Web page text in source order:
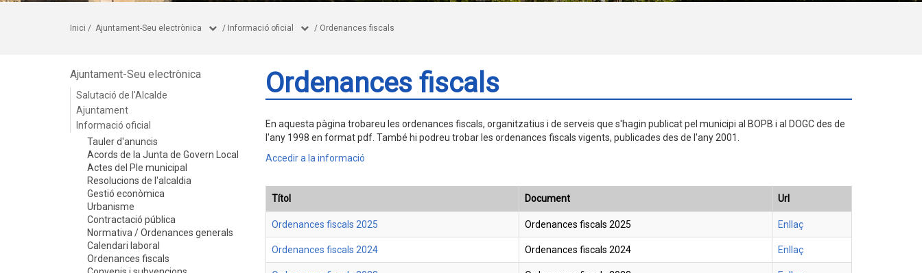
Inici / Ajuntament-Seu electrònica / Informació oficial / Ordenances fiscals
Ajuntament-Seu electrònica
Salutació de l'Alcalde
Ajuntament
Informació oficial
Tauler d'anuncis
Acords de la Junta de Govern Local
Actes del Ple municipal
Resolucions de l'alcaldia
Gestió econòmica
Urbanisme
Contractació pública
Normativa / Ordenances generals
Calendari laboral
Ordenances fiscals
Ordenances fiscals
En aquesta pàgina trobareu les ordenances fiscals, organitzatius i de serveis que s'hagin publicat pel municipi al BOPB i al DOGC des de
l'any 1998 en format pdf. També hi podreu trobar les ordenances fiscals vigents, publicades des de l'any 2001.
Accedir a la informació
Títol Document Url
Ordenances fiscals 2025 Ordenances fiscals 2025 Enllaç
Ordenances fiscals 2024 Ordenances fiscals 2024 Enllaç